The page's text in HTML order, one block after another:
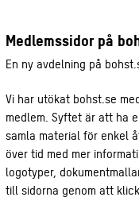
Medlemssidor på
En ny avdelning på
Vi har utökat bohst.se
medlem. Syftet är att ha
samla material för enkel
över tid med mer
logotyper,
till sidorna genom att